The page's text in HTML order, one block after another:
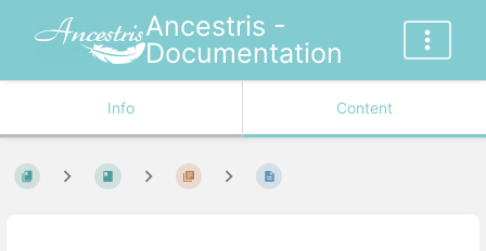
Ancestris -
Documentation
Info Content